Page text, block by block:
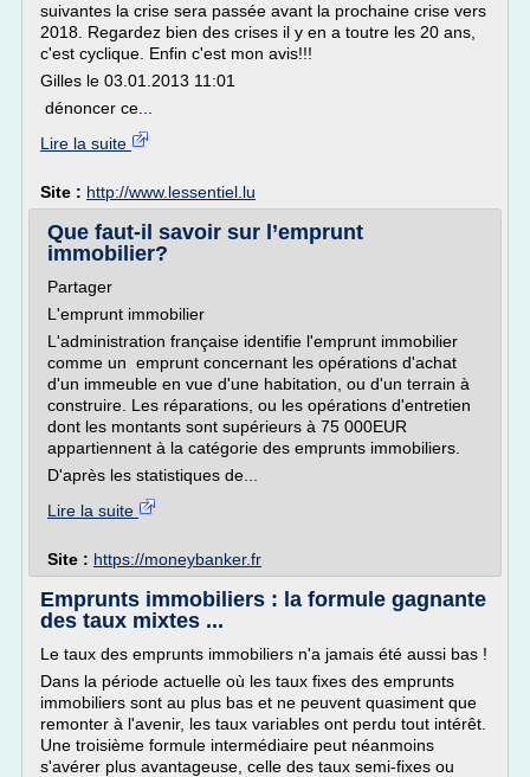
suivantes la crise sera passée avant la prochaine crise vers
2018. Regardez bien des crises il y en a toutre les 20 ans,
c'est cyclique. Enfin c'est mon avis!!!
Gilles le 03.01.2013 11:01
dénoncer ce...
Lire la suite
Site : http://www.lessentiel.lu
Que faut-il savoir sur l’emprunt
immobilier?
Partager
L'emprunt immobilier
L'administration française identifie l'emprunt immobilier
comme un emprunt concernant les opérations d'achat
d'un immeuble en vue d'une habitation, ou d'un terrain à
construire. Les réparations, ou les opérations d'entretien
dont les montants sont supérieurs à 75 000EUR
appartiennent à la catégorie des emprunts immobiliers.
D'après les statistiques de...
Lire la suite
Site : https://moneybanker.fr
Emprunts immobiliers : la formule gagnante
des taux mixtes ...
Le taux des emprunts immobiliers n'a jamais été aussi bas !
Dans la période actuelle où les taux fixes des emprunts
immobiliers sont au plus bas et ne peuvent quasiment que
remonter à l'avenir, les taux variables ont perdu tout intérêt.
Une troisième formule intermédiaire peut néanmoins
s'avérer plus avantageuse, celle des taux semi-fixes ou